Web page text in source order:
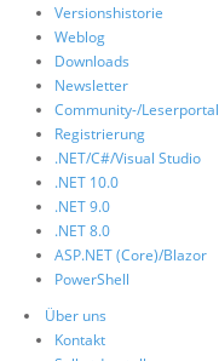
Versionshistorie
Weblog
Downloads
Newsletter
Community-/Leserportal
Registrierung
.NET/C#/Visual Studio
.NET 10.0
.NET 9.0
.NET 8.0
ASP.NET (Core)/Blazor
PowerShell
Über uns
Kontakt